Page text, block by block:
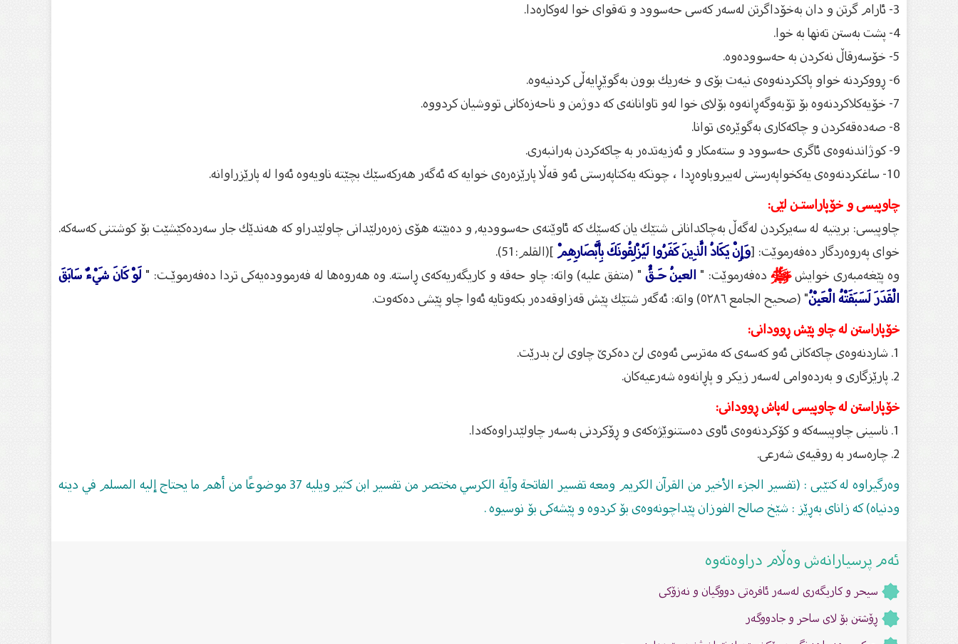
3- ئارام گرتن و دان بەخۆداگرتن لەسەر كەسی حەسوود و تەقوای خوا لەوكارەدا.
4- پشت بەستن تەنها بە خوا.
5- خۆسەرقاڵ نەكردن بە حەسوودەوە.
6- ڕووكردنە خواو پاككردنەوەی نیەت بۆی و خەریك بوون بەگوێڕایەڵی كردنیەوە.
7- خۆیەكلاكردنەوە بۆ تۆبەوگەڕانەوە بۆلای خوا لەو تاوانانەی كە دوژمن و ناحەزەكانی تووشیان كردووە.
8- صەدەقەكردن و چاكەكاری بەگوێرەی توانا.
9- كوژاندنەوەی ئاگری حەسوود و ستەمكار و ئەزیەتدەر بە چاكەكردن بەرانبەری.
10- ساغكردنەوەی یەكخواپەرستی لەبیروباوەڕدا ، چونكە یەكتاپەرستی ئەو قەڵا پارێزەرەی خوایە كە ئەگەر هەركەسێك بچێتە ناویەوە ئەوا لە پارێزراوانە.
چاوپیسی و خۆپاراستـن لێی:
چاوپیسی: بریتیە لە سەیركردن لەگەڵ بەچاكدانانی شتێك یان كەسێك كە ئاوێتەی حەسوودیە, و دەبێتە هۆی زەرەرلێدانی چاولێدراو كە هەندێك جار سەردەكێشێت بۆ كوشتنی كەسەكە.
خوای پەروەردگار دەفەرموێت: [وَإِنْ يَكَادُ الَّذِينَ كَفَرُوا لَيُزْلِقُونَكَ بِأَبْصَارِهِمْ](القلم:51).
وە پێغەمبەری خوایشﷺدەفەرموێت: " العينُ حَـقٌّ" (متفق علیه) واتە: چاو حەقە و كاریگەریەكەی ڕاستە. وە هەروەها لە فەرموودەیەكی تردا دەفەرموێـت: "لَوْ كَانَ شَيْءٌ سَابَقَ
الْقَدَرَ لَسَبَقَتْهُ الْعَيْنُ" (صحيح الجامع ٥٢٨٦) واتە: ئەگەر شتێك پێش قەزاوقەدەر بكەوتایە ئەوا چاو پێشی دەكەوت.
خۆپاراستن لە چاو پێش ڕوودانی:
1. شاردنەوەی چاكەكانی ئەو كەسەی كە مەترسی ئەوەی لێ دەكرێ‌ چاوی لێ بدرێت.
2. پارێزگاری و بەردەوامی لەسەر زیكر و پاڕانەوە شەرعیەكان.
خۆپاراستن لە چاوپیسی لەپاش ڕوودانی:
1. ناسینی چاوپیسەكە و كۆكردنەوەی ئاوی دەستنوێژەكەی و ڕۆكردنی بەسەر چاولێدراوەكەدا.
2. چارەسەر بە روقیەی شەرعی.
وەرگیراوە لە کتێبی : (تفسير الجزء الأخير من القرآن الكريم ومعه تفسیر الفاتحة وآیة الکرسي مختصر من تفسير ابن كثير ويليه 37 موضوعًا من أهم ما يحتاج إليه المسلم في دينه
ودنياه) کە زاناى بەڕێز : شێخ صالح الفوزان پێداچونەوەى بۆ کردوە و پێشەکى بۆ نوسیوە .
ئەم پرسیارانەش وەڵام دراوەتەوە
سیحر و کاریگەرى لەسەر ئافرەتى دووگیان و نەزۆکى
ڕۆشتن بۆ لاى ساحر و جادووگەر